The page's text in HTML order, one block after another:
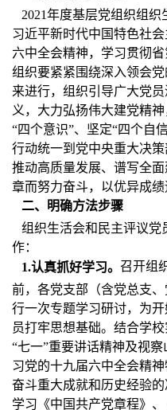
2021年度基层党组织组织
习近平新时代中国特色社
六中全会精神，学习贯彻
组织要紧紧围绕深入领会
来进行，组织引导广大党
义，大力弘扬伟大建党精
“四个意识”、坚定“四个自
行动统一到党中央重大决
推动高质量发展、谱写全
章而努力奋斗，以优异成绩
二、明确方法步骤
组织生活会和民主评议党
作：
1.认真抓好学习。 召开组
前，各党支部（含党总支
行一次专题学习研讨，为
员打牢思想基础。结合学
“七一”重要讲话精神及视
习党的十九届六中全会精
奋斗重大成就和历史经验
学习《中国共产党章程》